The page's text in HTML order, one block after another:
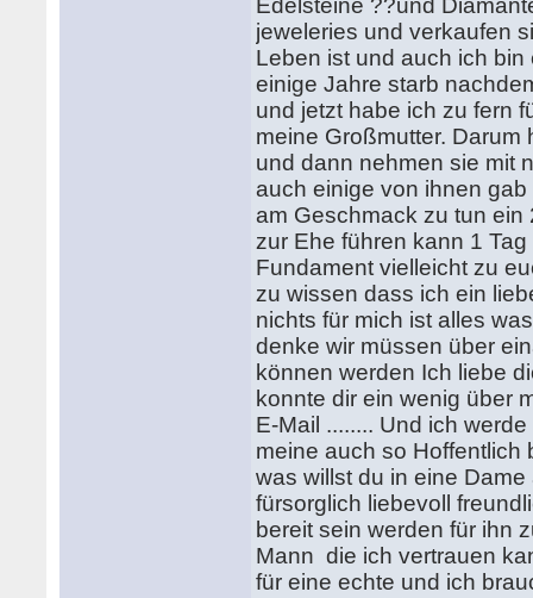
Edelsteine ??und
jeweleries und verkaufen
Leben ist und auch ich
einige Jahre starb
und jetzt habe ich zu fern
meine Großmutter. Darum
und dann nehmen sie mit
auch einige von ihnen
am Geschmack zu tun ein
zur Ehe führen kann 1
Fundament vielleicht zu
zu wissen dass ich ein
nichts für mich ist alles
denke wir müssen über
können werden Ich liebe
konnte dir ein wenig über
E-Mail ........ Und ich
meine auch so Hoffentlich
was willst du in eine
fürsorglich liebevoll
bereit sein werden für ihn
Mann die ich vertrauen
für eine echte und ich